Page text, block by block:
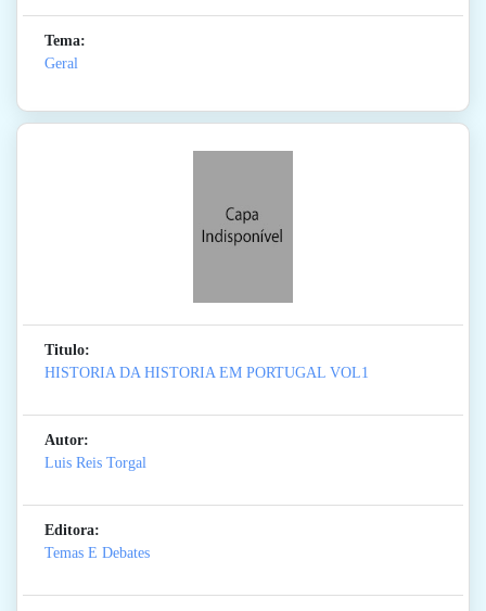
Tema:
Geral
Titulo:
HISTORIA DA HISTORIA EM PORTUGAL VOL1
Autor:
Luis Reis Torgal
Editora:
Temas E Debates